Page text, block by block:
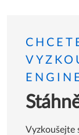
Vyzkoušejte